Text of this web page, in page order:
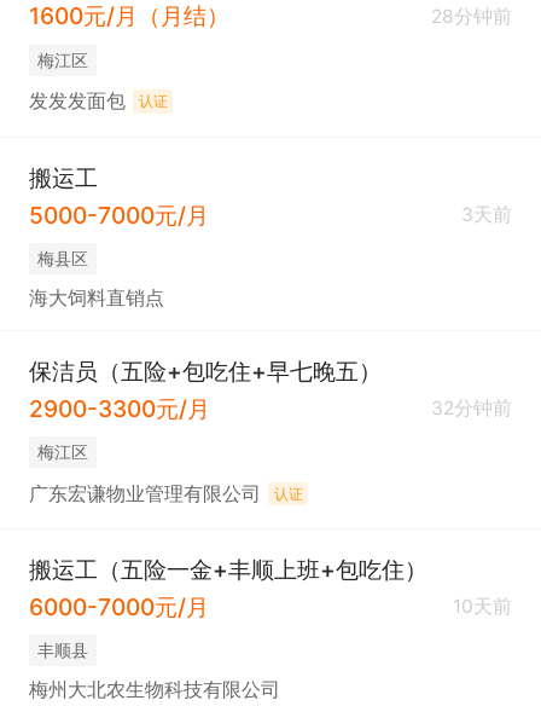
1600元/月（月结）
28分钟前
梅江区
发发发面包 认证
搬运工
5000-7000元/月
3天前
梅县区
海大饲料直销点
保洁员（五险+包吃住+早七晚五）
2900-3300元/月
32分钟前
梅江区
广东宏谦物业管理有限公司 认证
搬运工（五险一金+丰顺上班+包吃住）
6000-7000元/月
10天前
丰顺县
梅州大北农生物科技有限公司